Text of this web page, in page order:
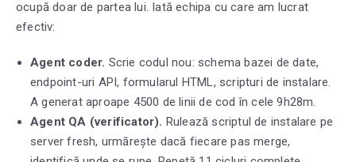
ocupă doar de partea lui. Iată echipa cu care am lucrat
efectiv:
Agent coder. Scrie codul nou: schema bazei de date,
endpoint-uri API, formularul HTML, scripturi de instalare.
A generat aproape 4500 de linii de cod în cele 9h28m.
Agent QA (verificator). Rulează scriptul de instalare pe
server fresh, urmărește dacă fiecare pas merge,